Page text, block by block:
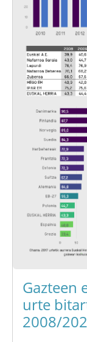
Gazteen
urte
2008/